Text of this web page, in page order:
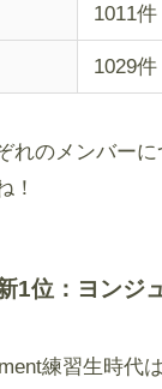
1011件
1029件
れのメンバー
！
1位： ヨンジ
練習生時代